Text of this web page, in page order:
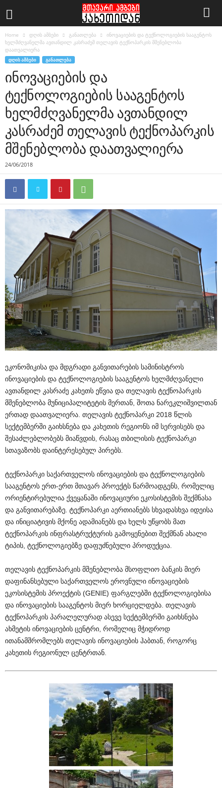
Home დღის ამბები განათლება
ინოვაციების და ტექნოლოგიების სააგენტოს
ხელმძღვანელმა ავთანდილ კასრაძემ თელავის ტექნოპარკის მშენებლობა
დაათვალიერა
ᲓᲦᲘᲡ ᲐᲛᲑᲔᲑᲘ ᲒᲐᲜᲐᲗᲚᲔᲑᲐ
ინოვაციების და
ტექნოლოგიების სააგენტოს
ხელმძღვანელმა ავთანდილ
კასრაძემ თელავის ტექნოპარკის
მშენებლობა დაათვალიერა
24/06/2018
ეკონომიკისა და მდგრადი განვითარების სამინისტროს
ინოვაციების და ტექნოლოგიების სააგენტოს ხელმძღვანელი
ავთანდილ კასრაძე კახეთს ეწვია და თელავის ტექნოპარკის
მშენებლობა მუნიციპალიტეტის მერთან, შოთა ნარეკლიშვილთან
ერთად დაათვალიერა. თელავის ტექნოპარკი 2018 წლის
სექტემბერში გაიხსნება და კახეთის რეგიონს იმ სერვისებს და
შესაძლებლობებს მიაწვდის, რასაც თბილისის ტექნოპარკი
სთავაზობს დაინტერესებულ პირებს.
ტექნოპარკი საქართველოს ინოვაციების და ტექნოლოგიების
სააგენტოს ერთ-ერთ მთავარ პროექტს წარმოადგენს, რომელიც
ორიენტირებულია ქვეყანაში ინოვაციური ეკოსისტემის შექმნასა
და განვითარებაზე. ტექნოპარკი აერთიანებს სხვადასხვა იდეისა
და ინიციატივის მქონე ადამიანებს და ხელს უწყობს მათ
ტექნოპარკის ინფრასტრუქტურის გამოყენებით შექმნან ახალი
ტიპის, ტექნოლოგიებზე დაფუძნებული პროდუქცია.
თელავის ტექნოპარკის მშენებლობა მსოფლიო ბანკის მიერ
დაფინანსებული საქართველოს ეროვნული ინოვაციების
ეკოსისტემის პროექტის (GENIE) ფარგლებში ტექნოლოგიებისა
და ინოვაციების სააგენტოს მიერ ხორციელდება. თელავის
ტექნოპარკის პარალელურად ასევე სექტემბერში გაიხსნება
ახმეტის ინოვაციების ცენტრი, რომელიც მჭიდროდ
ითანამშრომლებს თელავის ინოვაციების ჰაბთან, როგორც
კახეთის რეგიონულ ცენტრთან.